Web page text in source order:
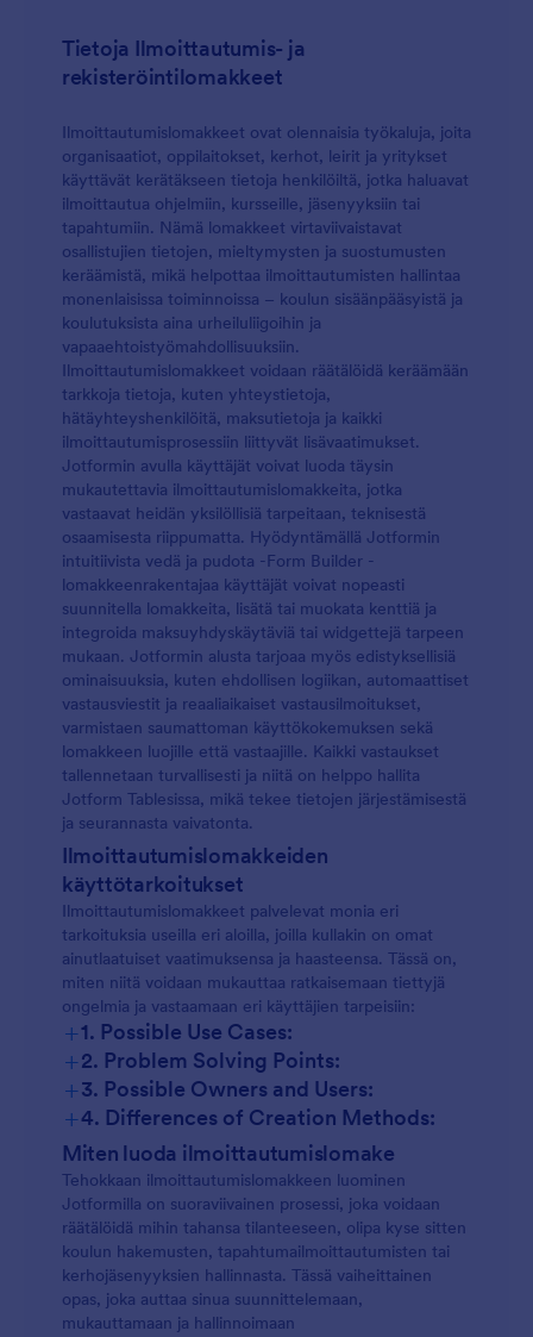
Tietoja Ilmoittautumis- ja
rekisteröintilomakkeet
Ilmoittautumislomakkeet ovat olennaisia työkaluja, joita
organisaatiot, oppilaitokset, kerhot, leirit ja yritykset
käyttävät kerätäkseen tietoja henkilöiltä, jotka haluavat
ilmoittautua ohjelmiin, kursseille, jäsenyyksiin tai
tapahtumiin. Nämä lomakkeet virtaviivaistavat
osallistujien tietojen, mieltymysten ja suostumusten
keräämistä, mikä helpottaa ilmoittautumisten hallintaa
monenlaisissa toiminnoissa – koulun sisäänpääsyistä ja
koulutuksista aina urheiluliigoihin ja
vapaaehtoistyömahdollisuuksiin.
Ilmoittautumislomakkeet voidaan räätälöidä keräämään
tarkkoja tietoja, kuten yhteystietoja,
hätäyhteyshenkilöitä, maksutietoja ja kaikki
ilmoittautumisprosessiin liittyvät lisävaatimukset.
Jotformin avulla käyttäjät voivat luoda täysin
mukautettavia ilmoittautumislomakkeita, jotka
vastaavat heidän yksilöllisiä tarpeitaan, teknisestä
osaamisesta riippumatta. Hyödyntämällä Jotformin
intuitiivista vedä ja pudota -Form Builder -
lomakkeenrakentajaa käyttäjät voivat nopeasti
suunnitella lomakkeita, lisätä tai muokata kenttiä ja
integroida maksuyhdyskäytäviä tai widgettejä tarpeen
mukaan. Jotformin alusta tarjoaa myös edistyksellisiä
ominaisuuksia, kuten ehdollisen logiikan, automaattiset
vastausviestit ja reaaliaikaiset vastausilmoitukset,
varmistaen saumattoman käyttökokemuksen sekä
lomakkeen luojille että vastaajille. Kaikki vastaukset
tallennetaan turvallisesti ja niitä on helppo hallita
Jotform Tablesissa, mikä tekee tietojen järjestämisestä
ja seurannasta vaivatonta.
Ilmoittautumislomakkeiden
käyttötarkoitukset
Ilmoittautumislomakkeet palvelevat monia eri
tarkoituksia useilla eri aloilla, joilla kullakin on omat
ainutlaatuiset vaatimuksensa ja haasteensa. Tässä on,
miten niitä voidaan mukauttaa ratkaisemaan tiettyjä
ongelmia ja vastaamaan eri käyttäjien tarpeisiin:
+1. Possible Use Cases:
+2. Problem Solving Points:
+3. Possible Owners and Users:
+4. Differences of Creation Methods:
Miten luoda ilmoittautumislomake
Tehokkaan ilmoittautumislomakkeen luominen
Jotformilla on suoraviivainen prosessi, joka voidaan
räätälöidä mihin tahansa tilanteeseen, olipa kyse sitten
koulun hakemusten, tapahtumailmoittautumisten tai
kerhojäsenyyksien hallinnasta. Tässä vaiheittainen
opas, joka auttaa sinua suunnittelemaan,
mukauttamaan ja hallinnoimaan